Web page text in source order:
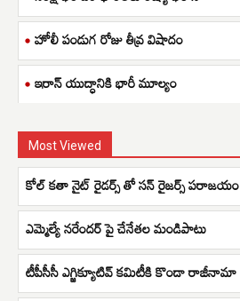
హోలీ పండుగ రోజు తీవ్ర విషాదం
ఇరాన్ యుద్ధానికి భారీ మూల్యం
Most Viewed
కోల్ కతా నైట్ రైడర్స్ తో సన్ రైజర్స్ పరాజయం
ఎమ్మెల్యే నరేందర్ పై చేనేతల మండిపాటు
టీపీసీసీ ఎగ్జిక్యూటివ్ కమిటీకి కొండా రాజీనామా